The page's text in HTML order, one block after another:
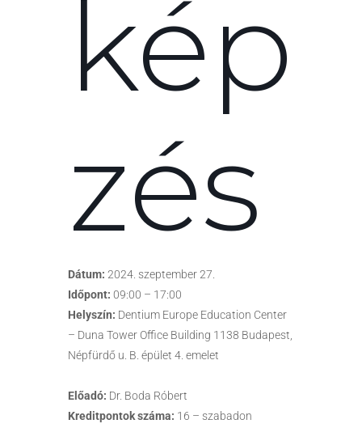
kép
zés
Dátum: 2024. szeptember 27.
Időpont: 09:00 – 17:00
Helyszín: Dentium Europe Education Center
– Duna Tower Office Building 1138 Budapest,
Népfürdő u. B. épület 4. emelet
Előadó: Dr. Boda Róbert
Kreditpontok száma: 16 – szabadon